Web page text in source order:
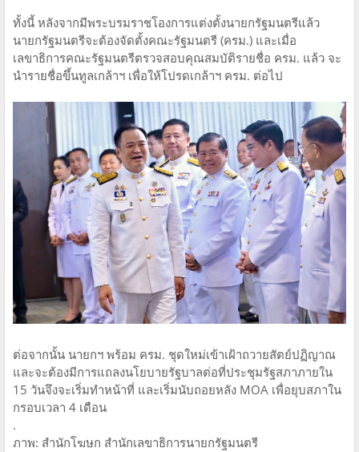
ทั้งนี้ หลังจากมีพระบรมราชโองการแต่งตั้งนายกรัฐมนตรีแล้ว
นายกรัฐมนตรีจะต้องจัดตั้งคณะรัฐมนตรี (ครม.) และเมื่อ
เลขาธิการคณะรัฐมนตรีตรวจสอบคุณสมบัติรายชื่อ ครม. แล้ว จะ
นำรายชื่อขึ้นทูลเกล้าฯ เพื่อให้โปรดเกล้าฯ ครม. ต่อไป
ต่อจากนั้น นายกฯ พร้อม ครม. ชุดใหม่เข้าเฝ้าถวายสัตย์ปฏิญาณ
และจะต้องมีการแถลงนโยบายรัฐบาลต่อที่ประชุมรัฐสภาภายใน
15 วันจึงจะเริ่มทำหน้าที่ และเริ่มนับถอยหลัง MOA เพื่อยุบสภาใน
กรอบเวลา 4 เดือน
.
ภาพ: สำนักโฆษก สำนักเลขาธิการนายกรัฐมนตรี